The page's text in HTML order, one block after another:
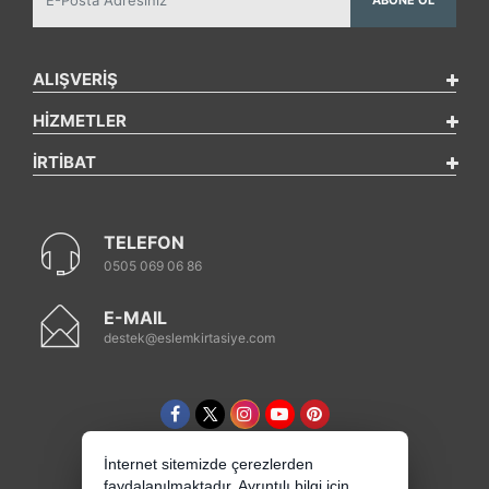
ALIŞVERİŞ
HİZMETLER
İRTİBAT
TELEFON
0505 069 06 86
E-MAIL
destek@eslemkirtasiye.com
İnternet sitemizde çerezlerden